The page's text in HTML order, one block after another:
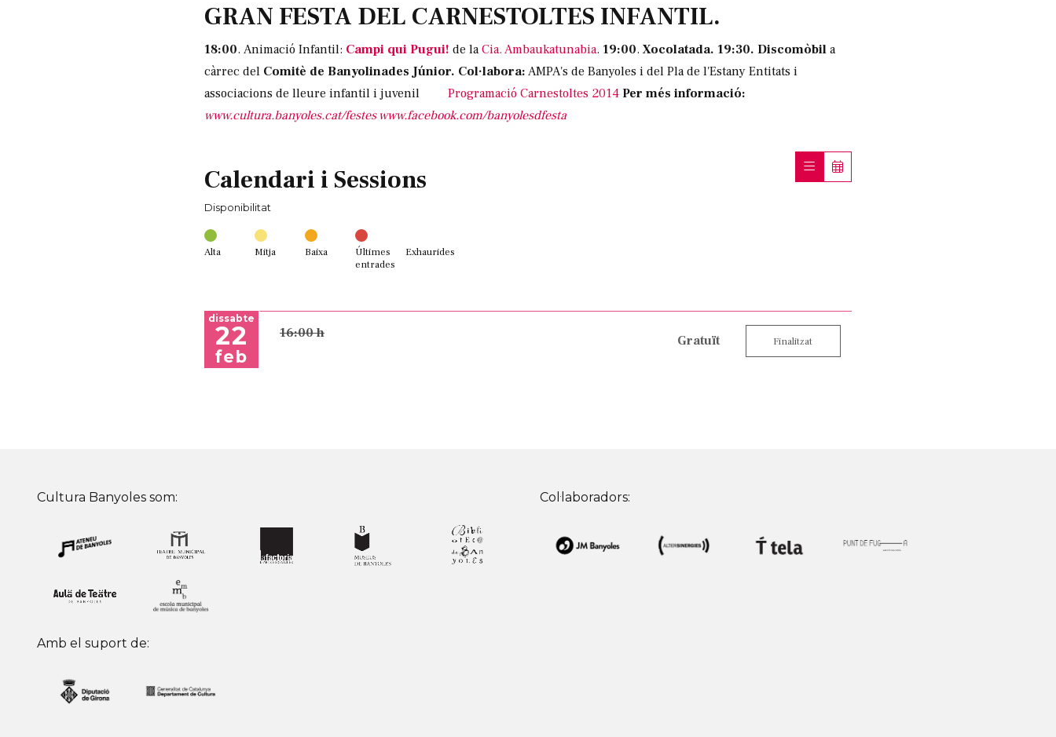
GRAN FESTA DEL CARNESTOLTES INFANTIL.
18:00. Animació Infantil: Campi qui Pugui! de laCia. Ambaukatunabia. 19:00. Xocolatada. 19:30. Discomòbila
càrrec del Comitè de Banyolinades Júnior. Col·labora: AMPA's de Banyoles i del Pla de l'Estany Entitats i
associacions de lleure infantil i juvenilProgramació Carnestoltes 2014 Per més informació:
www.cultura.banyoles.cat/festeswww.facebook.com/banyolesdfesta
Calendari i Sessions
Disponibilitat
Alta Mitja Baixa
Últimes
entrades
Exhaurides
dissabte
22
feb
16:00 h Gratuït Finalitzat
Cultura Banyoles som:
Amb el suport de:
Col·laboradors: